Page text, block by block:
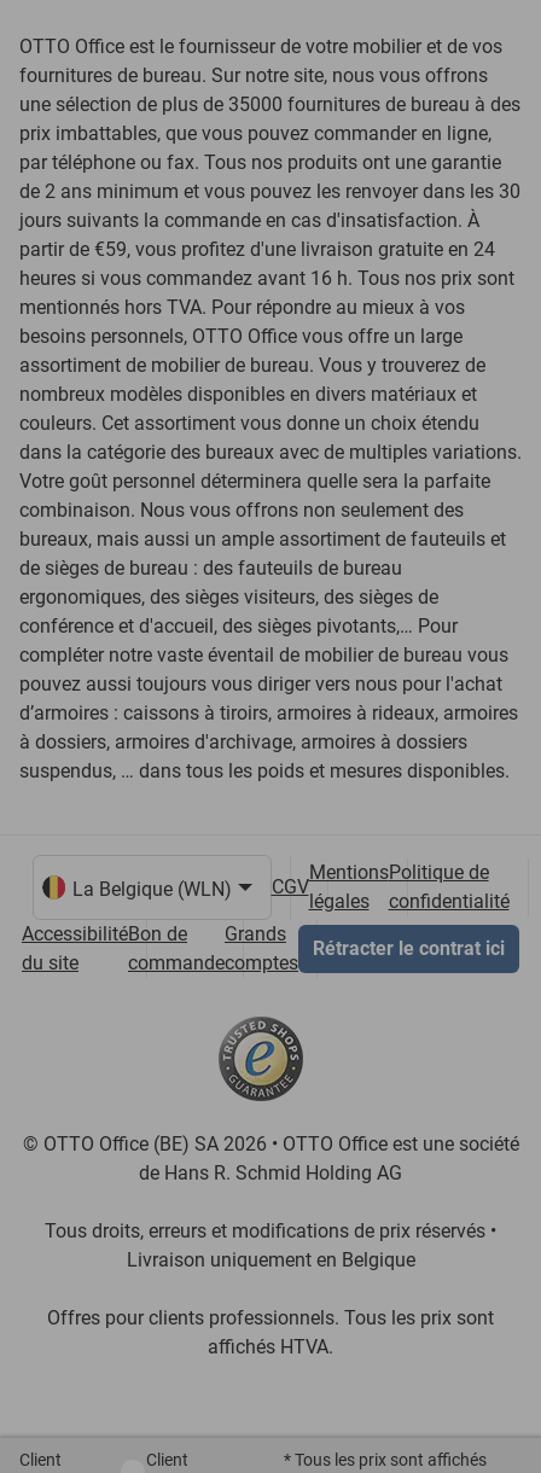
passé. Merci.
du retard.
OTTO Office est le fournisseur de votre mobilier et de vos
fournitures de bureau. Sur notre site, nous vous offrons
une sélection de plus de 35000 fournitures de bureau à des
prix imbattables, que vous pouvez commander en ligne,
par téléphone ou fax. Tous nos produits ont une garantie
de 2 ans minimum et vous pouvez les renvoyer dans les 30
jours suivants la commande en cas d'insatisfaction. À
partir de €59, vous profitez d'une livraison gratuite en 24
heures si vous commandez avant 16 h. Tous nos prix sont
mentionnés hors TVA. Pour répondre au mieux à vos
besoins personnels, OTTO Office vous offre un large
assortiment de mobilier de bureau. Vous y trouverez de
nombreux modèles disponibles en divers matériaux et
couleurs. Cet assortiment vous donne un choix étendu
dans la catégorie des bureaux avec de multiples variations.
Votre goût personnel déterminera quelle sera la parfaite
combinaison. Nous vous offrons non seulement des
bureaux, mais aussi un ample assortiment de fauteuils et
de sièges de bureau : des fauteuils de bureau
ergonomiques, des sièges visiteurs, des sièges de
conférence et d'accueil, des sièges pivotants,… Pour
compléter notre vaste éventail de mobilier de bureau vous
pouvez aussi toujours vous diriger vers nous pour l'achat
d’armoires : caissons à tiroirs, armoires à rideaux, armoires
à dossiers, armoires d'archivage, armoires à dossiers
suspendus, … dans tous les poids et mesures disponibles.
CGV
Mentions
légales
Politique de
confidentialité
Accessibilité
du site
Bon de
commande
Grands
comptes
Rétracter le contrat ici
© OTTO Office (BE) SA 2026 • OTTO Office est une société
de Hans R. Schmid Holding AG
Tous droits, erreurs et modifications de prix réservés •
Livraison uniquement en Belgique
Offres pour clients professionnels. Tous les prix sont
affichés HTVA.
Client Client privé / Client professionnel
Client * Tous les prix sont affichés